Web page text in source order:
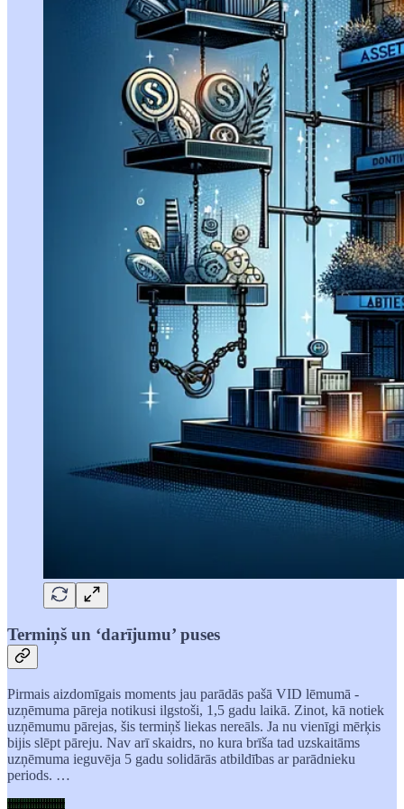
Termiņš un ‘darījumu’ puses
Pirmais aizdomīgais moments jau parādās pašā VID lēmumā -
uzņēmuma pāreja notikusi ilgstoši, 1,5 gadu laikā. Zinot, kā notiek
uzņēmumu pārejas, šis termiņš liekas nereāls. Ja nu vienīgi mērķis
bijis slēpt pāreju. Nav arī skaidrs, no kura brīša tad uzskaitāms
uzņēmuma ieguvēja 5 gadu solidārās atbildības ar parādnieku
periods. …